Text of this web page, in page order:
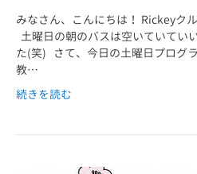
みなさん、こんにちは！ Rickey
土曜日の朝のバスは空いていてい
た(笑) さて、今日の土曜日プログ
教…
続きを読む